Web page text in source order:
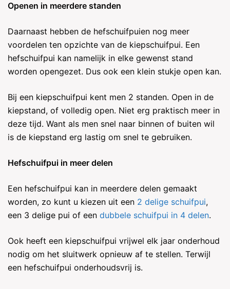
Openen in meerdere standen
Daarnaast hebben de hefschuifpuien nog meer
voordelen ten opzichte van de kiepschuifpui. Een
hefschuifpui kan namelijk in elke gewenst stand
worden opengezet. Dus ook een klein stukje open kan.
Bij een kiepschuifpui kent men 2 standen. Open in de
kiepstand, of volledig open. Niet erg praktisch meer in
deze tijd. Want als men snel naar binnen of buiten wil
is de kiepstand erg lastig om snel te gebruiken.
Hefschuifpui in meer delen
Een hefschuifpui kan in meerdere delen gemaakt
worden, zo kunt u kiezen uit een 2 delige schuifpui,
een 3 delige pui of een dubbele schuifpui in 4 delen.
Ook heeft een kiepschuifpui vrijwel elk jaar onderhoud
nodig om het sluitwerk opnieuw af te stellen. Terwijl
een hefschuifpui onderhoudsvrij is.